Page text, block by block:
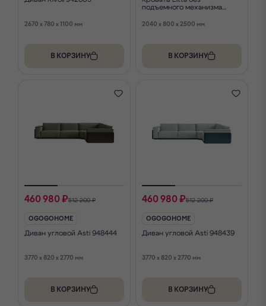
2670 x 780 x 1100 мм
В КОРЗИНУ
подъемного механизма
2040 x 800 x 2500 мм
В КОРЗИНУ
460 980 ₽512 200 ₽
OGOGOHOME
Диван угловой Asti 948444
3770 x 820 x 2770 мм
В КОРЗИНУ
460 980 ₽512 200 ₽
OGOGOHOME
Диван угловой Asti 948439
3770 x 820 x 2770 мм
В КОРЗИНУ